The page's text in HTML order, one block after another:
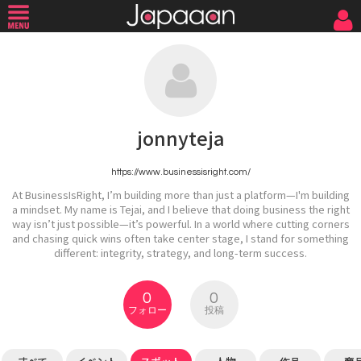
jonnyteja
https://www.businessisright.com/
At BusinessIsRight, I’m building more than just a platform—I'm building
a mindset. My name is Tejai, and I believe that doing business the right
way isn’t just possible—it’s powerful. In a world where cutting corners
and chasing quick wins often take center stage, I stand for something
different: integrity, strategy, and long-term success.
0
フォロー
0
投稿